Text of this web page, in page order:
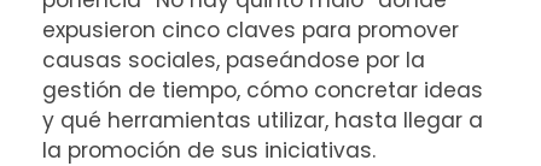
expusieron cinco claves para promover
causas sociales, paseándose por la
gestión de tiempo, cómo concretar ideas
y qué herramientas utilizar, hasta llegar a
la promoción de sus iniciativas.